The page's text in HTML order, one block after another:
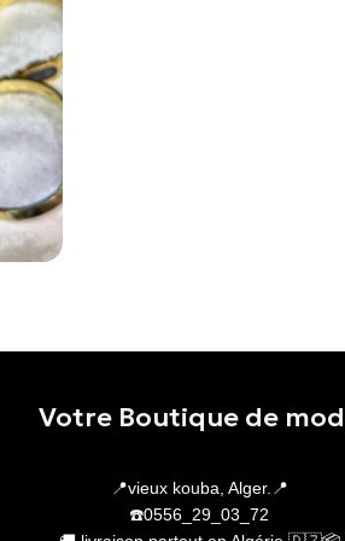
Votre Boutique de
📍vieux kouba, Alger.📍
☎️0556_29_03_72